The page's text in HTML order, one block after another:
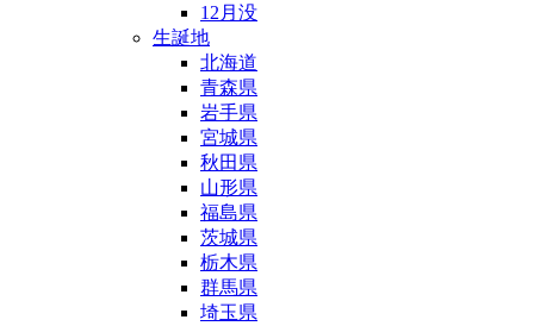
12月没
生誕地
北海道
青森県
岩手県
宮城県
秋田県
山形県
福島県
茨城県
栃木県
群馬県
埼玉県